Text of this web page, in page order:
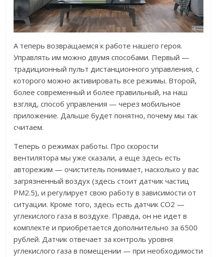
А теперь возвращаемся к работе нашего героя.
Управлять им можно двумя способами. Первый —
традиционный пульт дистанционного управления, с
которого можно активировать все режимы. Второй,
более современный и более правильный, на наш
взгляд, способ управления — через мобильное
приложение. Дальше будет понятно, почему мы так
считаем.
Теперь о режимах работы. Про скорости
вентилятора мы уже сказали, а еще здесь есть
авторежим — очиститель понимает, насколько у вас
загрязненный воздух (здесь стоит датчик частиц
РМ2.5), и регулирует свою работу в зависимости от
ситуации. Кроме того, здесь есть датчик CO2 —
углекислого газа в воздухе. Правда, он не идет в
комплекте и приобретается дополнительно за 6500
рублей. Датчик отвечает за контроль уровня
углекислого газа в помещении — при необходимости